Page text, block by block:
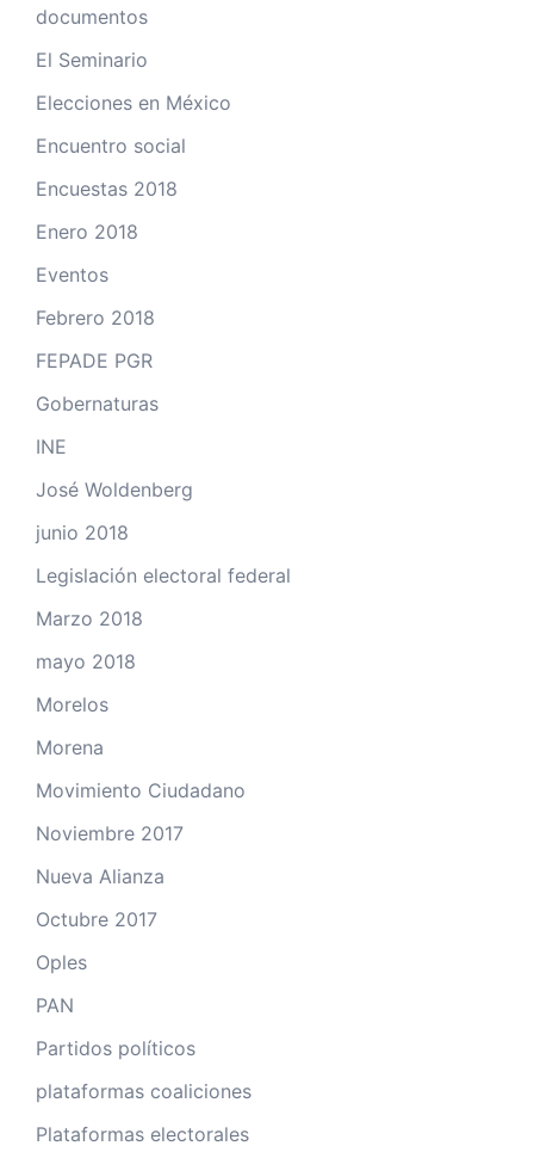
documentos
El Seminario
Elecciones en México
Encuentro social
Encuestas 2018
Enero 2018
Eventos
Febrero 2018
FEPADE PGR
Gobernaturas
INE
José Woldenberg
junio 2018
Legislación electoral federal
Marzo 2018
mayo 2018
Morelos
Morena
Movimiento Ciudadano
Noviembre 2017
Nueva Alianza
Octubre 2017
Oples
PAN
Partidos políticos
plataformas coaliciones
Plataformas electorales